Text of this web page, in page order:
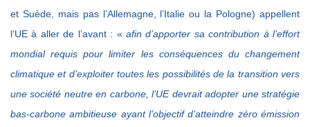
et Suède, mais pas l’Allemagne, l’Italie ou la Pologne) appellent
l’UE à aller de l’avant : « afin d’apporter sa contribution à l’effort
mondial requis pour limiter les conséquences du changement
climatique et d’exploiter toutes les possibilités de la transition vers
une société neutre en carbone, l’UE devrait adopter une stratégie
bas-carbone ambitieuse ayant l’objectif d’atteindre zéro émission